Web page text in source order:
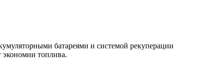
батареями и системой рекуперации
экономии топлива.